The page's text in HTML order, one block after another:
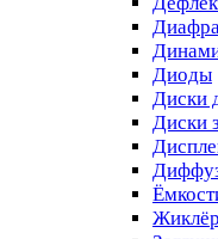
Диоды
Диски
Диски